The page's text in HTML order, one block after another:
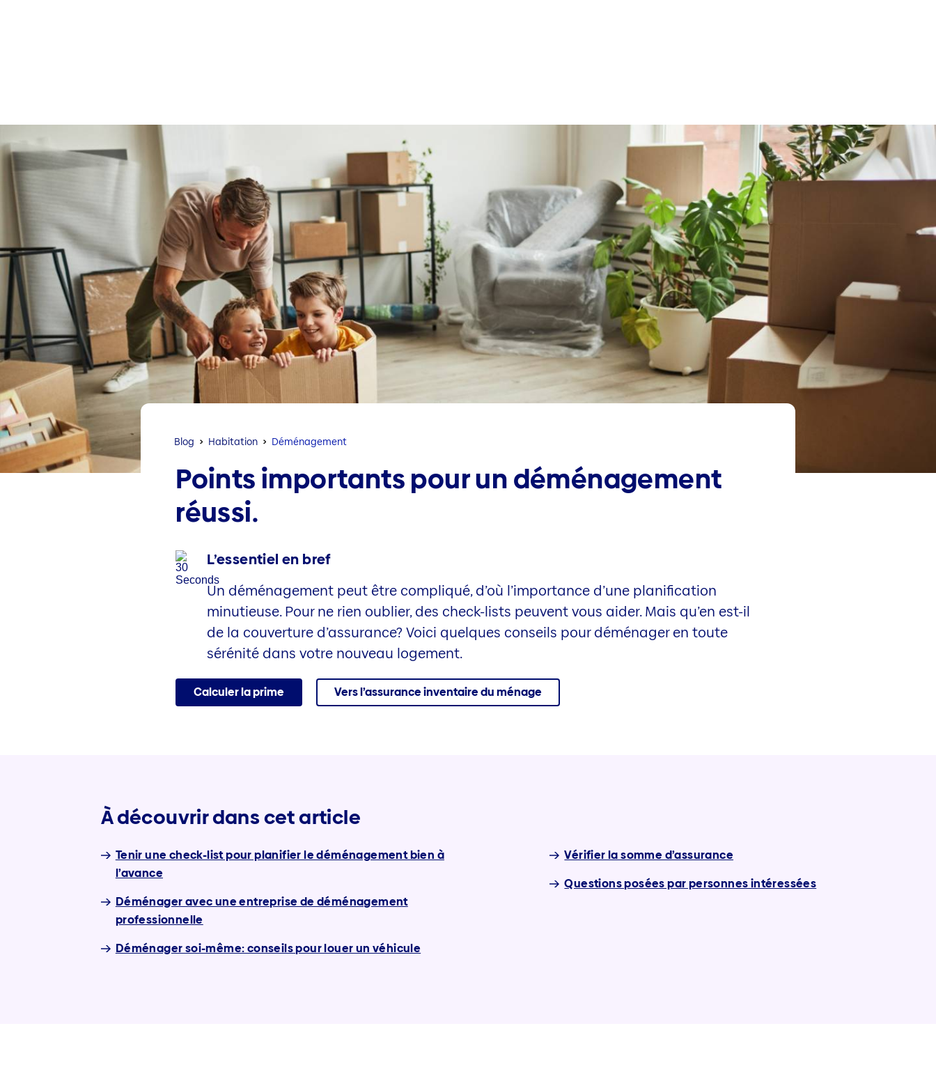
Blog Habitation Déménagement
Points importants pour un déménagement
réussi.
L’essentiel en bref
Un déménagement peut être compliqué, d’où l’importance d’une planification
minutieuse. Pour ne rien oublier, des check-lists peuvent vous aider. Mais qu’en est-il
de la couverture d’assurance? Voici quelques conseils pour déménager en toute
sérénité dans votre nouveau logement.
Calculer la prime Vers l’assurance inventaire du ménage
À découvrir dans cet article
Tenir une check-list pour planifier le déménagement bien à
l’avance
Déménager avec une entreprise de déménagement
professionnelle
Déménager soi-même: conseils pour louer un véhicule
Vérifier la somme d’assurance
Questions posées par personnes intéressées